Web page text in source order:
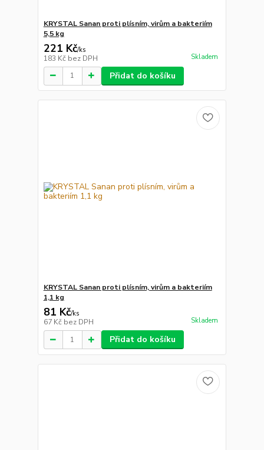
KRYSTAL Sanan proti plísním, virům a bakteriím
5,5 kg
221 Kč/ks
183 Kč bez DPH Skladem
Přidat do košíku
KRYSTAL Sanan proti plísním, virům a bakteriím
1,1 kg
81 Kč/ks
67 Kč bez DPH Skladem
Přidat do košíku